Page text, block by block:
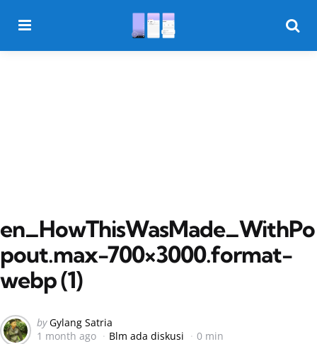
en_HowThisWasMade_WithPo
pout.max-700×3000.format-
webp (1)
Posted
by
by Gylang Satria
1 month ago
Blm ada diskusi 0 min